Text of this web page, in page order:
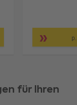
für Ihren